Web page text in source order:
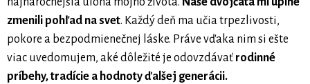
zmenili pohľad na svet. Každý deň ma učia trpezlivosti,
pokore a bezpodmienečnej láske. Práve vďaka nim si ešte
viac uvedomujem, aké dôležité je odovzdávať rodinné
príbehy, tradície a hodnoty ďalšej generácii.